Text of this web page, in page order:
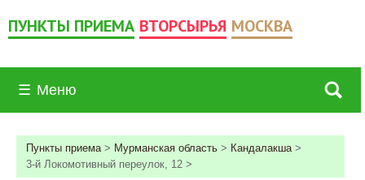
ПУНКТЫ ПРИЕМА ВТОРСЫРЬЯ МОСКВА
☰ Меню
Пункты приема> Мурманская область > Кандалакша>
3-й Локомотивный переулок, 12 >